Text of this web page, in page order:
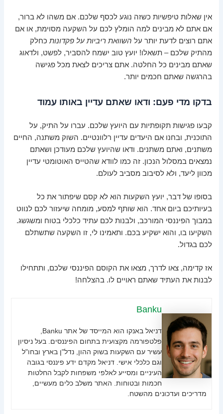
אין שאלות טיפשיות כשזה נוגע לכסף שלכם. אם משהו לא ברור,
אם אתם לא מבינים למה הומלץ לכם על השקעה מסוימת, או אם
אתם רוצים לדעת יותר על השוואת ריביות על פקדונות כחלק
מהתיק שלכם – תשאלו! יועץ טוב ישמח להסביר, לפשט, ולדאוג
שאתם מבינים כל החלטה. אתם צריכים לצאת מכל פגישה
בהרגשה שאתם חכמים יותר.
בדקו מדי פעם: ודאו שאתם עדיין באותו עמוד
קבעו פגישות תקופתיות עם היועץ שלכם. עברו על התיק, על
התוכנית, ובחנו אם היעדים עדיין רלוונטיים. השוק משתנה, החיים
משתנים, ואתם משתנים. ודאו שהיועץ שלכם מעודכן ושאתם
נמצאים במסלול הנכון. זה כמו לוודא שהטייס האוטומטי עדיין
מכוון ליעד, ולא לסיבוב מסביב לעולם.
בסופו של דבר, יועץ השקעות הוא לא קסם שיפתור את כל
בעיותיכם ביום אחד. הוא שותף למסע, מומחה שיעזור לכם לנווט
במבוך הפיננסי המורכב, ולבנות לכם עתיד כלכלי בטוח ומשגשג.
השקיעו בו, והוא ישקיע בכם. ותאמינו לי, זו השקעה שתשתלם
לכם בגדול.
אז קדימה, צאו לדרך, מצאו את הקוסם הפיננסי שלכם, ותתחילו
לבנות את העתיד שאתם ראויים לו. בהצלחה!
Banku
פלטפורמה מקצועית בתחום הפיננסים. בעל ניסיון
עשיר עם השקעות בשוק ההון, נדל"ן בארץ ובחו"ל
וגם כלכלי אישי. דניאל מקדם ידע פיננסי בגובה
העיניים ומסייע לאלפי משפחות לקבל החלטות
חכמות ובטוחות. האתר משלב כלים מעשיים,
מדריכים ועדכונים מהשטח.